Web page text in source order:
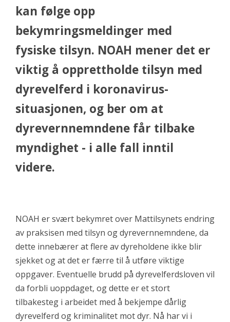
kan følge opp
bekymringsmeldinger med
fysiske tilsyn. NOAH mener det er
viktig å opprettholde tilsyn med
dyrevelferd i koronavirus-
situasjonen, og ber om at
dyrevernnemndene får tilbake
myndighet - i alle fall inntil
videre.
NOAH er svært bekymret over Mattilsynets endring
av praksisen med tilsyn og dyrevernnemndene, da
dette innebærer at flere av dyreholdene ikke blir
sjekket og at det er færre til å utføre viktige
oppgaver. Eventuelle brudd på dyrevelferdsloven vil
da forbli uoppdaget, og dette er et stort
tilbakesteg i arbeidet med å bekjempe dårlig
dyrevelferd og kriminalitet mot dyr. Nå har vi i